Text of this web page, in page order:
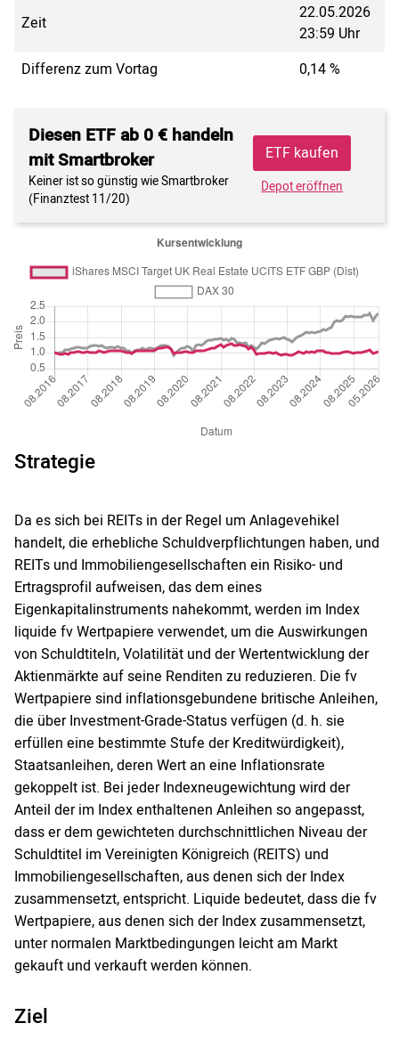
Zeit
22.05.2026
23:59 Uhr
Differenz zum Vortag
0,14 %
Diesen ETF ab 0 € handeln
mit Smartbroker
Keiner ist so günstig wie Smartbroker
(Finanztest 11/20)
ETF kaufen
Depot eröffnen
Strategie
Da es sich bei REITs in der Regel um Anlagevehikel
handelt, die erhebliche Schuldverpflichtungen haben, und
REITs und Immobiliengesellschaften ein Risiko- und
Ertragsprofil aufweisen, das dem eines
Eigenkapitalinstruments nahekommt, werden im Index
liquide fv Wertpapiere verwendet, um die Auswirkungen
von Schuldtiteln, Volatilität und der Wertentwicklung der
Aktienmärkte auf seine Renditen zu reduzieren. Die fv
Wertpapiere sind inflationsgebundene britische Anleihen,
die über Investment-Grade-Status verfügen (d. h. sie
erfüllen eine bestimmte Stufe der Kreditwürdigkeit),
Staatsanleihen, deren Wert an eine Inflationsrate
gekoppelt ist. Bei jeder Indexneugewichtung wird der
Anteil der im Index enthaltenen Anleihen so angepasst,
dass er dem gewichteten durchschnittlichen Niveau der
Schuldtitel im Vereinigten Königreich (REITS) und
Immobiliengesellschaften, aus denen sich der Index
zusammensetzt, entspricht. Liquide bedeutet, dass die fv
Wertpapiere, aus denen sich der Index zusammensetzt,
unter normalen Marktbedingungen leicht am Markt
gekauft und verkauft werden können.
Ziel